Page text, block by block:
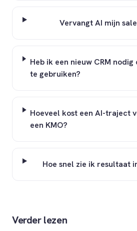
Vervangt AI mijn
Heb ik een nieuw CRM nodig
te gebruiken?
Hoeveel kost een AI-traject
een KMO?
Hoe snel zie ik resultaat
Verder lezen